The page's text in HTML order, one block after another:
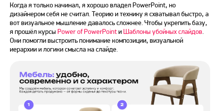
Когда я только начинал, я хорошо владел PowerPoint, но
дизайнером себя не считал. Теорию и технику я схватывал быстро, а
вот визуальное мышление давалось сложнее. Чтобы укрепить базу,
я прошёл курсы Power of PowerPointиШаблоны убойных слайдов
Они помогли выстроить понимание композиции, визуальной
иерархии и логики смысла на слайде.